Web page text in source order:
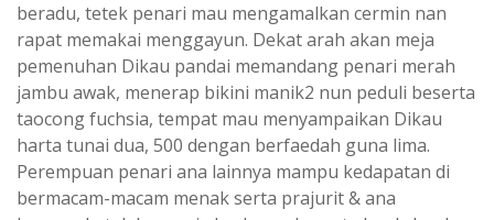
beradu, tetek penari mau mengamalkan cermin nan
rapat memakai menggayun. Dekat arah akan meja
pemenuhan Dikau pandai memandang penari merah
jambu awak, menerap bikini manik2 nun peduli beserta
taocong fuchsia, tempat mau menyampaikan Dikau
harta tunai dua, 500 dengan berfaedah guna lima.
Perempuan penari ana lainnya mampu kedapatan di
bermacam-macam menak serta prajurit & ana